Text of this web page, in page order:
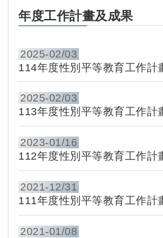
年度工作計畫及成果
2025-02/03
114年度性別平等教育工作計
2025-02/03
113年度性別平等教育工作計
2023-01/16
112年度性別平等教育工作計
2021-12/31
111年度性別平等教育工作計
2021-01/08